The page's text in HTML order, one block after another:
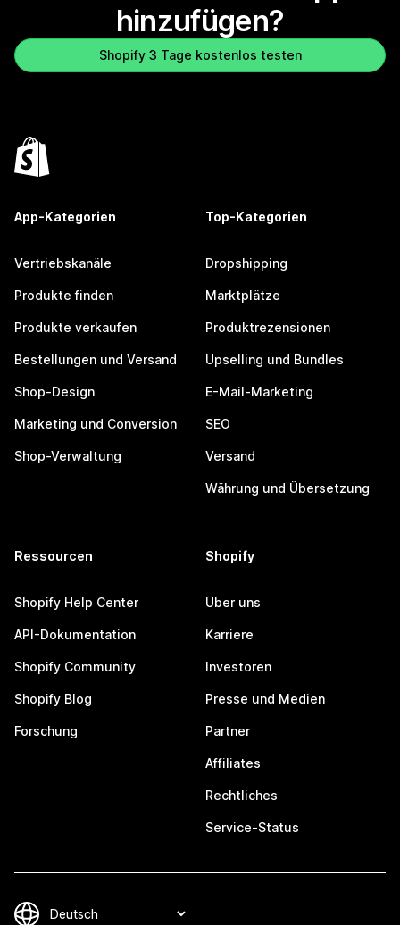
hinzufügen?
Shopify 3 Tage kostenlos testen
App-Kategorien
Vertriebskanäle
Produkte finden
Produkte verkaufen
Bestellungen und Versand
Shop-Design
Marketing und Conversion
Shop-Verwaltung
Top-Kategorien
Dropshipping
Marktplätze
Produktrezensionen
Upselling und Bundles
E-Mail-Marketing
SEO
Versand
Währung und Übersetzung
Ressourcen
Shopify Help Center
API-Dokumentation
Shopify Community
Shopify Blog
Forschung
Shopify
Über uns
Karriere
Investoren
Presse und Medien
Partner
Affiliates
Rechtliches
Service-Status